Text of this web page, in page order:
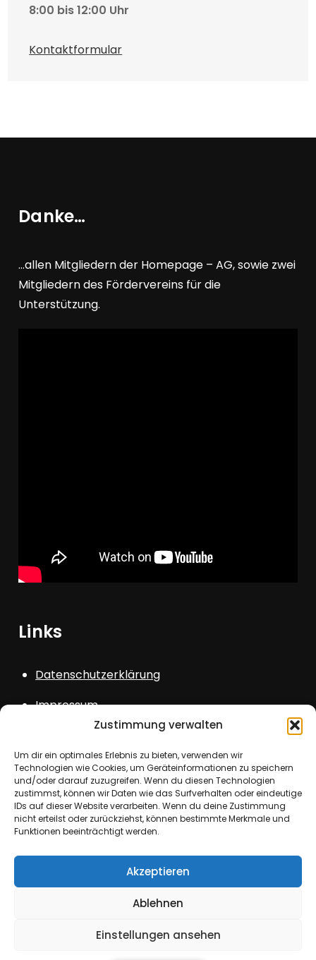
Zustimmung verwalten
Um dir ein optimales Erlebnis zu bieten, verwenden wir
Technologien wie Cookies, um Geräteinformationen zu speichern
und/oder darauf zuzugreifen. Wenn du diesen Technologien
zustimmst, können wir Daten wie das Surfverhalten oder eindeutige
IDs auf dieser Website verarbeiten. Wenn du deine Zustimmung
nicht erteilst oder zurückziehst, können bestimmte Merkmale und
Funktionen beeinträchtigt werden.
Akzeptieren
Ablehnen
Einstellungen ansehen
8:00 bis 12:00 Uhr
Kontaktformular
Danke…
…allen Mitgliedern der Homepage – AG, sowie zwei
Mitgliedern des Fördervereins für die
Unterstützung.
Links
Datenschutzerklärung
Impressum
Login
Copyright © All rights reserved. Theme Kids
Creativ Themes